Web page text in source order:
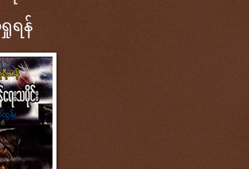
ရန်